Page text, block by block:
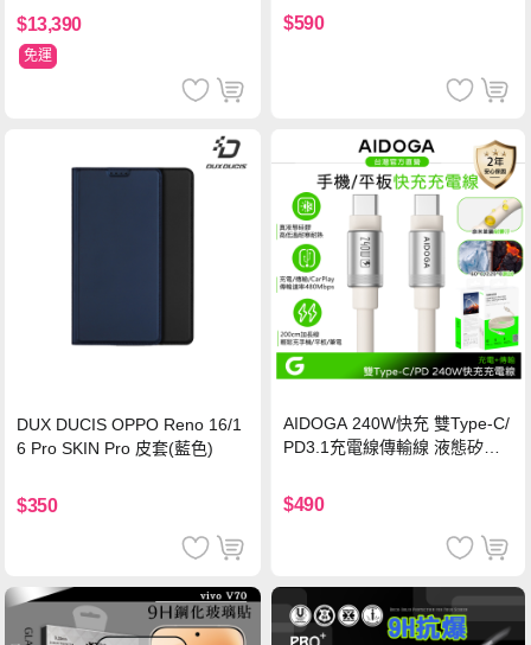
$13,390
免運
保護貼
$590
DUX DUCIS OPPO Reno 16/1
6 Pro SKIN Pro 皮套(藍色)
$350
AIDOGA 240W快充 雙Type-C/
PD3.1充電線傳輸線 液態矽膠
機/平板/筆電
$490